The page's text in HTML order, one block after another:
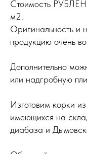
Стоимость
м2.
Оригинальность и
продукцию очень
Дополнительно
или надгробную
Изготовим корки
имеющихся на
диабаза и